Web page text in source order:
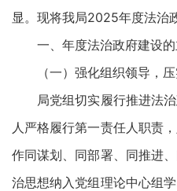
显。现将我局2025年度法治
一、年度法治政府建设的
（一）强化组织领导，压
局党组切实履行推进法治
人严格履行第一责任人职责
作同谋划、同部署、同推进
治思想纳入党组理论中心组